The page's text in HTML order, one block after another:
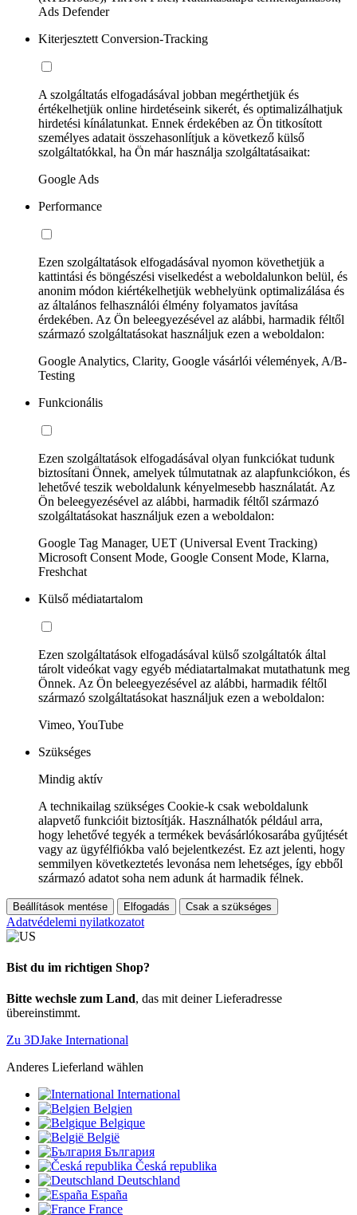
Ads Defender
Kiterjesztett Conversion-Tracking
A szolgáltatás elfogadásával jobban megérthetjük és
értékelhetjük online hirdetéseink sikerét, és optimalizálhatjuk
hirdetési kínálatunkat. Ennek érdekében az Ön titkosított
személyes adatait összehasonlítjuk a következő külső
szolgáltatókkal, ha Ön már használja szolgáltatásaikat:
Google Ads
Performance
Ezen szolgáltatások elfogadásával nyomon követhetjük a
kattintási és böngészési viselkedést a weboldalunkon belül, és
anonim módon kiértékelhetjük webhelyünk optimalizálása és
az általános felhasználói élmény folyamatos javítása
érdekében. Az Ön beleegyezésével az alábbi, harmadik féltől
származó szolgáltatásokat használjuk ezen a weboldalon:
Google Analytics, Clarity, Google vásárlói vélemények, A/B-
Testing
Funkcionális
Ezen szolgáltatások elfogadásával olyan funkciókat tudunk
biztosítani Önnek, amelyek túlmutatnak az alapfunkciókon, és
lehetővé teszik weboldalunk kényelmesebb használatát. Az
Ön beleegyezésével az alábbi, harmadik féltől származó
szolgáltatásokat használjuk ezen a weboldalon:
Google Tag Manager, UET (Universal Event Tracking)
Microsoft Consent Mode, Google Consent Mode, Klarna,
Freshchat
Külső médiatartalom
Ezen szolgáltatások elfogadásával külső szolgáltatók által
tárolt videókat vagy egyéb médiatartalmakat mutathatunk meg
Önnek. Az Ön beleegyezésével az alábbi, harmadik féltől
származó szolgáltatásokat használjuk ezen a weboldalon:
Vimeo, YouTube
Szükséges
Mindig aktív
A technikailag szükséges Cookie-k csak weboldalunk
alapvető funkcióit biztosítják. Használhatók például arra,
hogy lehetővé tegyék a termékek bevásárlókosarába gyűjtését
vagy az ügyfélfiókba való bejelentkezést. Ez azt jelenti, hogy
semmilyen következtetés levonása nem lehetséges, így ebből
származó adatot soha nem adunk át harmadik félnek.
Beállítások mentése Elfogadás Csak a szükséges
Adatvédelemi nyilatkozatot
Bist du im richtigen Shop?
Bitte wechsle zum Land, das mit deiner Lieferadresse
übereinstimmt.
Zu 3DJake International
Anderes Lieferland wählen
International
Belgien
Belgique
België
България
Česká republika
Deutschland
España
France